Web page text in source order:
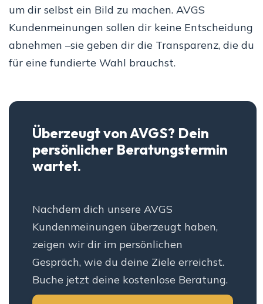
um dir selbst ein Bild zu machen. AVGS
Kundenmeinungen sollen dir keine Entscheidung
abnehmen –sie geben dir die Transparenz, die du
für eine fundierte Wahl brauchst.
Überzeugt von AVGS? Dein
persönlicher Beratungstermin
wartet.
Nachdem dich unsere AVGS
Kundenmeinungen überzeugt haben,
zeigen wir dir im persönlichen
Gespräch, wie du deine Ziele erreichst.
Buche jetzt deine kostenlose Beratung.